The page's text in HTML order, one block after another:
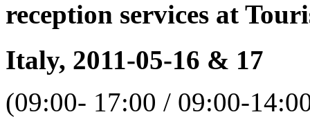
reception services at
Italy, 2011-05-16 & 17
(09:00- 17:00 / 09:00-